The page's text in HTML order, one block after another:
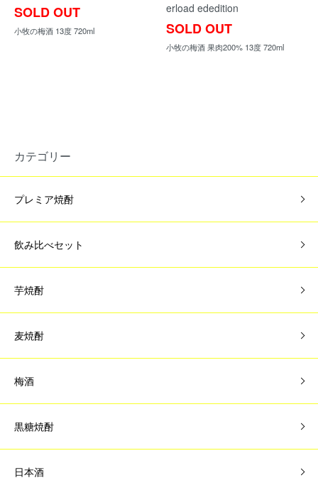
SOLD OUT
小牧の梅酒 13度 720ml
erload ededition
SOLD OUT
小牧の梅酒 果肉200% 13度 720ml
カテゴリー
プレミア焼酎
飲み比べセット
芋焼酎
麦焼酎
梅酒
黒糖焼酎
日本酒